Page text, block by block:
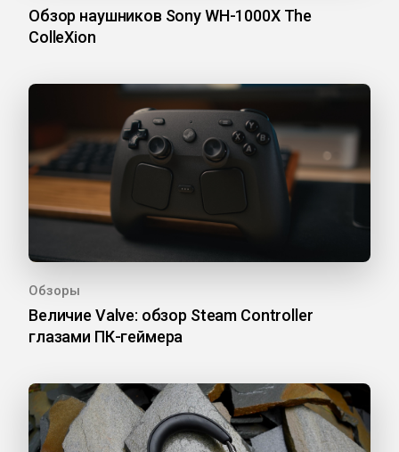
Обзор наушников Sony WH-1000X The
ColleXion
Обзоры
Величие Valve: обзор Steam Controller
глазами ПК-геймера